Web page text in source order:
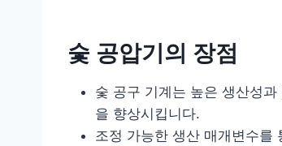
숯 공압기의 장점
숯 공구 기계는 높은 생산성
을 향상시킵니다.
조정 가능한 생산 매개변수를